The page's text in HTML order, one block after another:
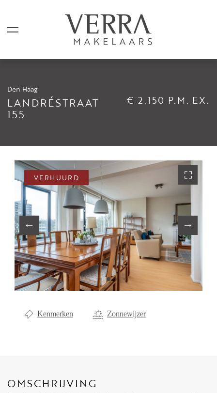
Den Haag
LANDRÉSTRAAT
155
€ 2.150 P.M. EX.
VERHUURD
Kenmerken Zonnewijzer
OMSCHRIJVING
AANBOD
Shortstay
Verkocht
Verhuurd
DIENSTEN
Aanhuur
Aankoop
Beheer
Verhuur
Nieuwbouw
LOCAL LIFE